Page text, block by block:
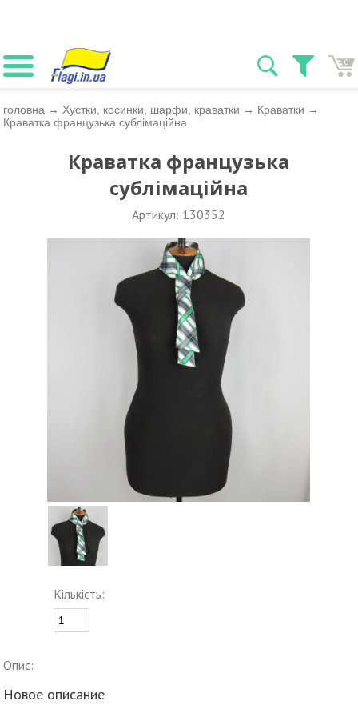
0
головна → Хустки, косинки, шарфи, краватки → Краватки →
Краватка французька сублімаційна
Краватка французька
сублімаційна
Артикул: 130352
Кількість:
Опис:
Новое описание